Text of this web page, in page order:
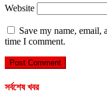
Website
Save my name, email,
time I comment.
সর্বশেষ খবর